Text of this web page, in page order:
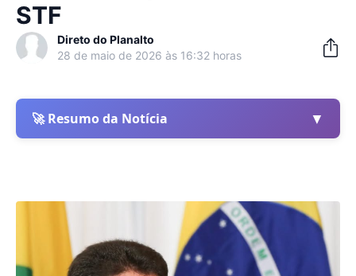
STF
Direto do Planalto
28 de maio de 2026 às 16:32 horas
🚀 Resumo da Notícia ▼